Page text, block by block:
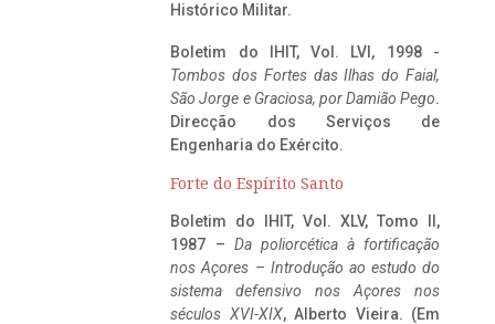
Histórico Militar.
Boletim do IHIT, Vol. LVI, 1998 -
Tombos dos Fortes das Ilhas do Faial,
São Jorge e Graciosa, por Damião Pego.
Direcção dos Serviços de
Engenharia do Exército.
Forte do Espírito Santo
Boletim do IHIT, Vol. XLV, Tomo II,
1987 – Da poliorcética à fortificação
nos Açores – Introdução ao estudo do
sistema defensivo nos Açores nos
séculos XVI-XIX, Alberto Vieira. (Em